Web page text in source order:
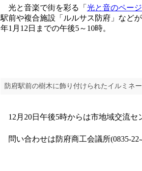
光と音楽で街を彩る「 光と音のペー
駅前や複合施設「ルルサス防府」など
年1月12日までの午後5～10時。
防府駅前の樹木に飾り付けられたイルミネ
12月20日午後5時からは市地域交流セ
問い合わせは防府商工会議所(0835-22-